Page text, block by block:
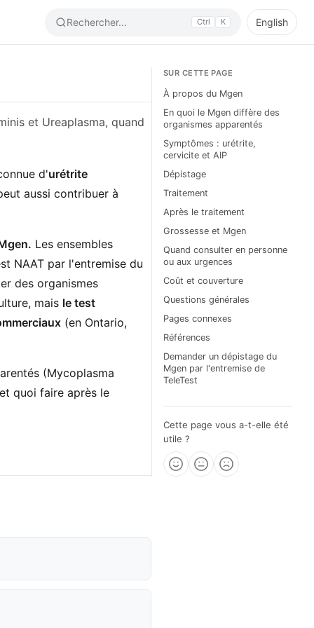
Rechercher... Ctrl K English
et Ureaplasma, quand
d'urétrite
aussi contribuer à
Les ensembles
NAAT par l'entremise du
des organismes
mais le test
(en Ontario,
(Mycoplasma
quoi faire après le
SUR CETTE PAGE
À propos du Mgen
En quoi le Mgen diffère des
organismes apparentés
Symptômes : urétrite,
cervicite et AIP
Dépistage
Traitement
Après le traitement
Grossesse et Mgen
Quand consulter en personne
ou aux urgences
Coût et couverture
Questions générales
Pages connexes
Références
Demander un dépistage du
Mgen par l'entremise de
TeleTest
Cette page vous a-t-elle été
utile ?